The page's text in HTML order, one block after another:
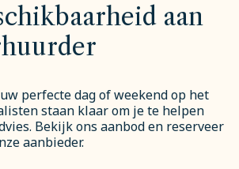
aan
perfecte dag of weekend op het
staan klaar om je te helpen
Bekijk ons aanbod en reserveer
aanbieder.